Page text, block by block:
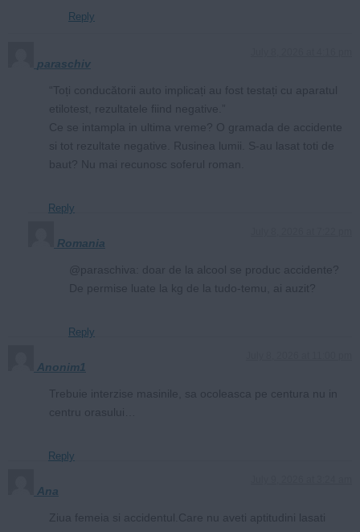
Reply
paraschiv
Reply
Romania
Reply
Anonim1
Reply
Ana